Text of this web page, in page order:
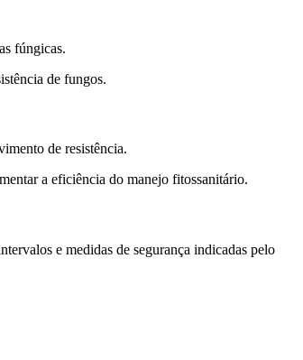
fúngicas.
de fungos.
de resistência.
a eficiência do manejo fitossanitário.
e medidas de segurança indicadas pelo